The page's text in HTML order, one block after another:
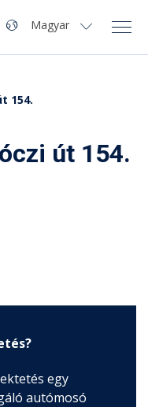
Navigáció
Nyelv
Magyar
154.
út 154.
egy
autómosó